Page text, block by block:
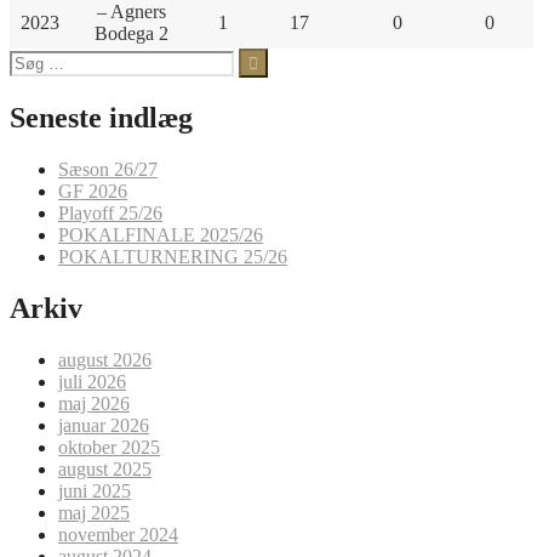
2023
– Agners
Bodega 2
1 17 0
0
Søg
efter:
Seneste indlæg
Sæson 26/27
GF 2026
Playoff 25/26
POKALFINALE 2025/26
POKALTURNERING 25/26
Arkiv
august 2026
juli 2026
maj 2026
januar 2026
oktober 2025
august 2025
juni 2025
maj 2025
november 2024